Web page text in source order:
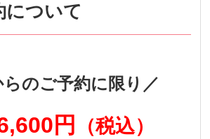
について
らのご予約に限り／
円 （税込）